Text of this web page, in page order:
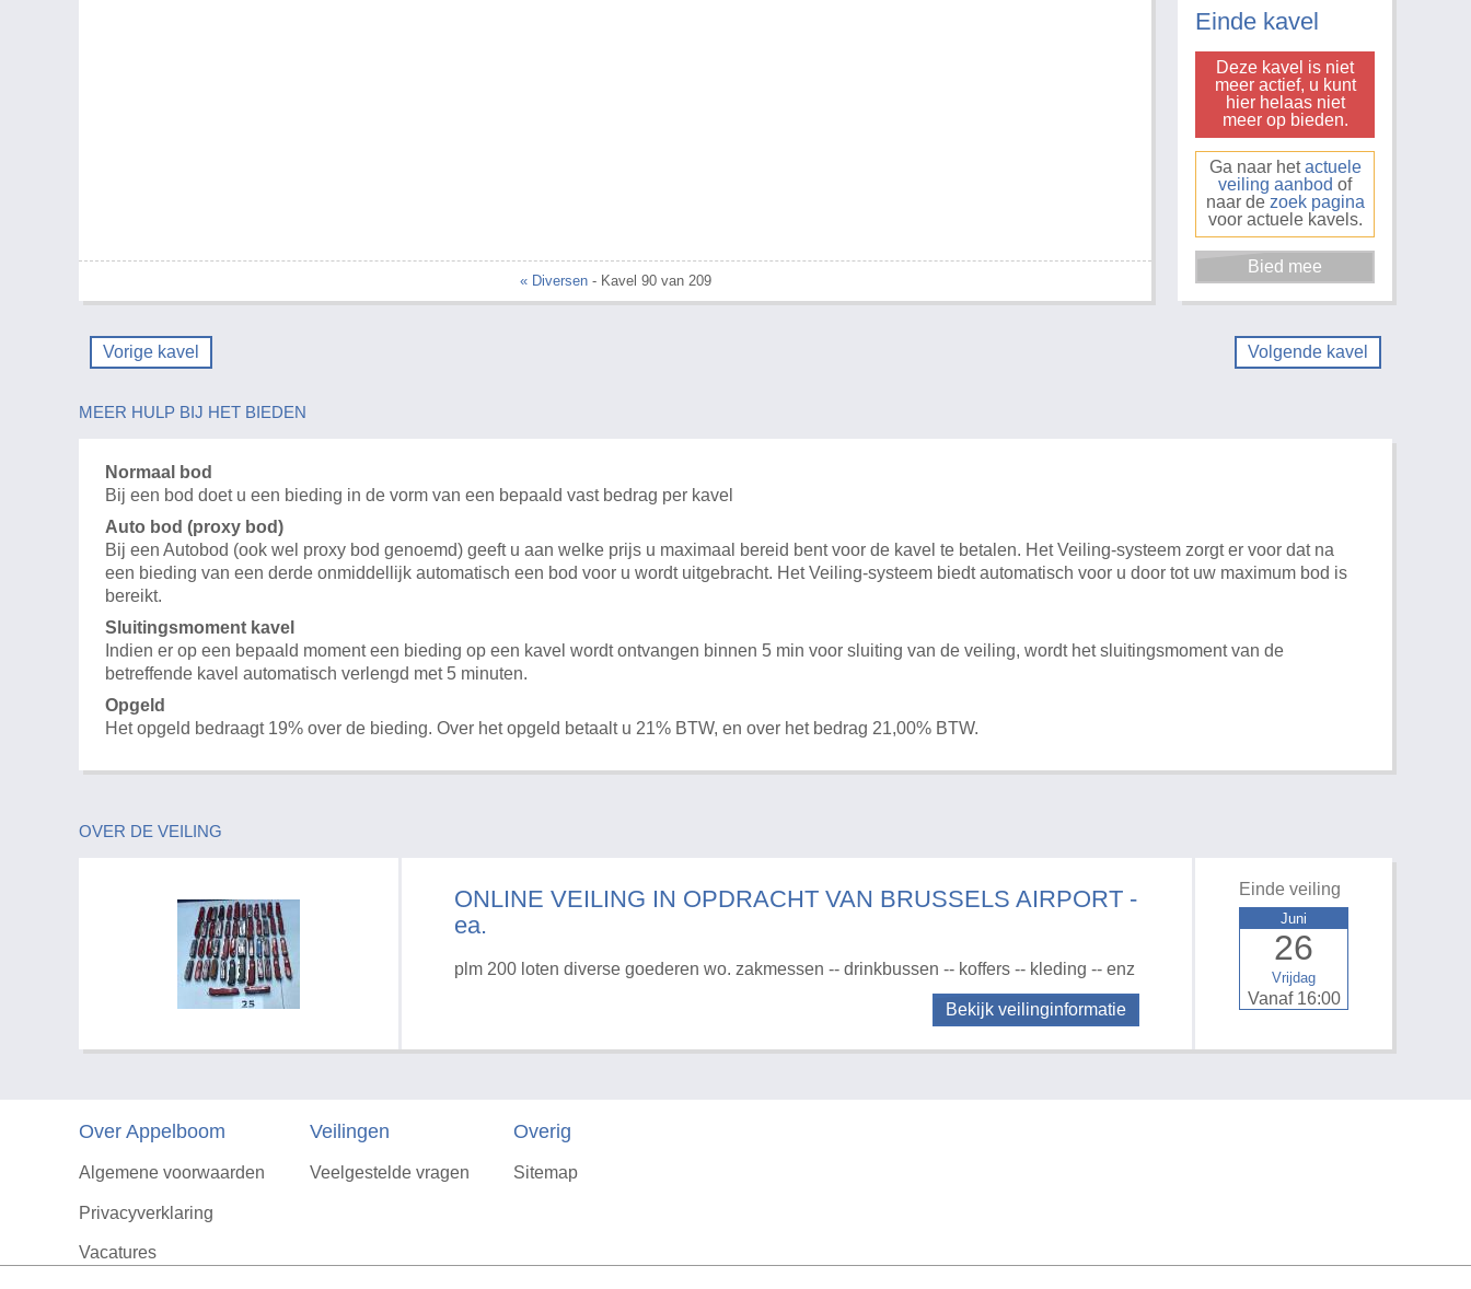
« Diversen- Kavel 90 van 209
Einde kavel
Deze kavel is niet
meer actief, u kunt
hier helaas niet
meer op bieden.
Ga naar hetactuele
veiling aanbod of
naar de zoek pagina
voor actuele kavels.
Vorige kavel Volgende kavel
MEER HULP BIJ HET BIEDEN
Normaal bod
Bij een bod doet u een bieding in de vorm van een bepaald vast bedrag per kavel
Auto bod (proxy bod)
Bij een Autobod (ook wel proxy bod genoemd) geeft u aan welke prijs u maximaal bereid bent voor de kavel te betalen. Het Veiling-systeem zorgt er voor dat na
een bieding van een derde onmiddellijk automatisch een bod voor u wordt uitgebracht. Het Veiling-systeem biedt automatisch voor u door tot uw maximum bod is
bereikt.
Sluitingsmoment kavel
Indien er op een bepaald moment een bieding op een kavel wordt ontvangen binnen 5 min voor sluiting van de veiling, wordt het sluitingsmoment van de
betreffende kavel automatisch verlengd met 5 minuten.
Opgeld
Het opgeld bedraagt 19% over de bieding. Over het opgeld betaalt u 21% BTW, en over het bedrag 21,00% BTW.
OVER DE VEILING
ONLINE VEILING IN OPDRACHT VAN BRUSSELS AIRPORT -
ea.
plm 200 loten diverse goederen wo. zakmessen -- drinkbussen -- koffers -- kleding -- enz
Bekijk veilinginformatie
Einde veiling
Vrijdag
26
Juni
Vanaf 16:00
Over Appelboom
Algemene voorwaarden
Privacyverklaring
Vacatures
Veilingen
Veelgestelde vragen
Overig
Sitemap